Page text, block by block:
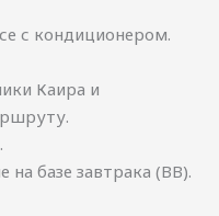
с кондиционером.
Каира и
на базе завтрака (BB).